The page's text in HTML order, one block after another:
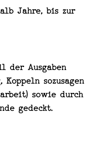
Jahre, bis zur
der Ausgaben
sozusagen
sowie durch
gedeckt.